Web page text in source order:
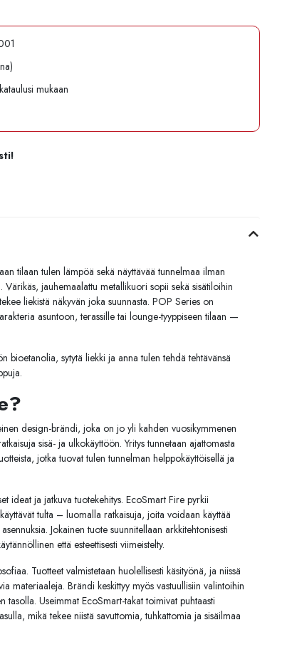
mukaan
tilaan tulen lämpöä sekä näyttävää tunnelmaa ilman
jauhemaalattu metallikuori sopii sekä sisätiloihin
liekistä näkyvän joka suunnasta. POP Series on
asuntoon, terassille tai lounge-tyyppiseen tilaan —
bioetanolia, sytytä liekki ja anna tulen tehdä tehtävänsä
design-brändi, joka on jo yli kahden vuosikymmenen
sisä- ja ulkokäyttöön. Yritys tunnetaan ajattomasta
jotka tuovat tulen tunnelman helppokäyttöisellä ja
ideat ja jatkuva tuotekehitys. EcoSmart Fire pyrkii
tulta – luomalla ratkaisuja, joita voidaan käyttää
Jokainen tuote suunnitellaan arkkitehtonisesti
että esteettisesti viimeistelty.
Tuotteet valmistetaan huolellisesti käsityönä, ja niissä
materiaaleja. Brändi keskittyy myös vastuullisiin valintoihin
Useimmat EcoSmart-takat toimivat puhtaasti
mikä tekee niistä savuttomia, tuhkattomia ja sisäilmaa